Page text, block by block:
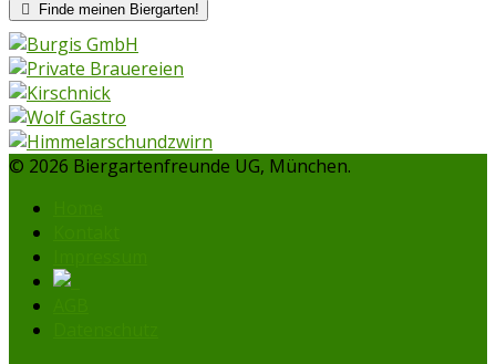
Finde meinen Biergarten!
© 2026 Biergartenfreunde UG, München.